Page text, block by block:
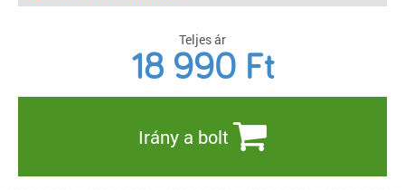
Teljes ár
18 990 Ft
Irány a bolt